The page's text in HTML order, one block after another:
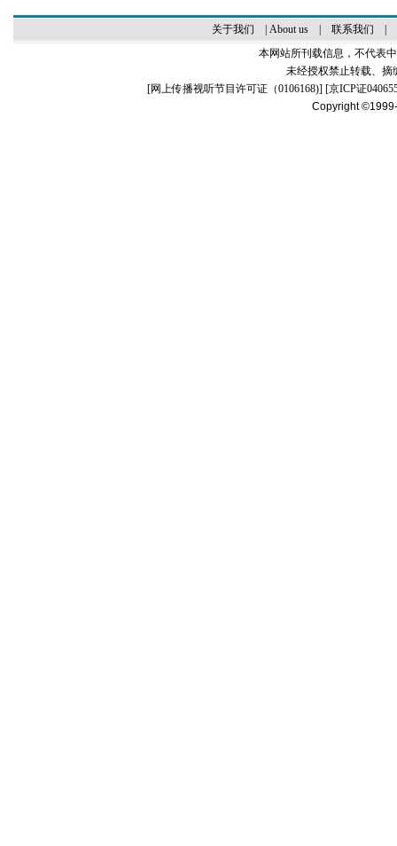
关于我们 About us| 联系我们
本网站所刊载信息，不代表
未经授权禁止转载、摘
[网上传播视听节目许可证（0106168)] [京ICP证
Copyright